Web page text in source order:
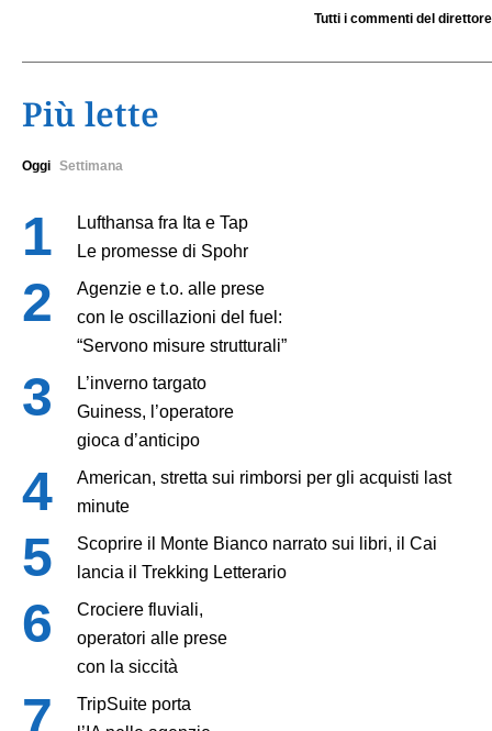
Tutti i commenti del direttore
Più lette
Oggi Settimana
Lufthansa fra Ita e Tap
Le promesse di Spohr
Agenzie e t.o. alle prese
con le oscillazioni del fuel:
“Servono misure strutturali”
L’inverno targato
Guiness, l’operatore
gioca d’anticipo
American, stretta sui rimborsi per gli acquisti last
minute
Scoprire il Monte Bianco narrato sui libri, il Cai
lancia il Trekking Letterario
Crociere fluviali,
operatori alle prese
con la siccità
TripSuite porta